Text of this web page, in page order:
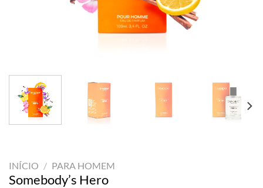
INÍCIO / PARA HOMEM
Somebody’s Hero